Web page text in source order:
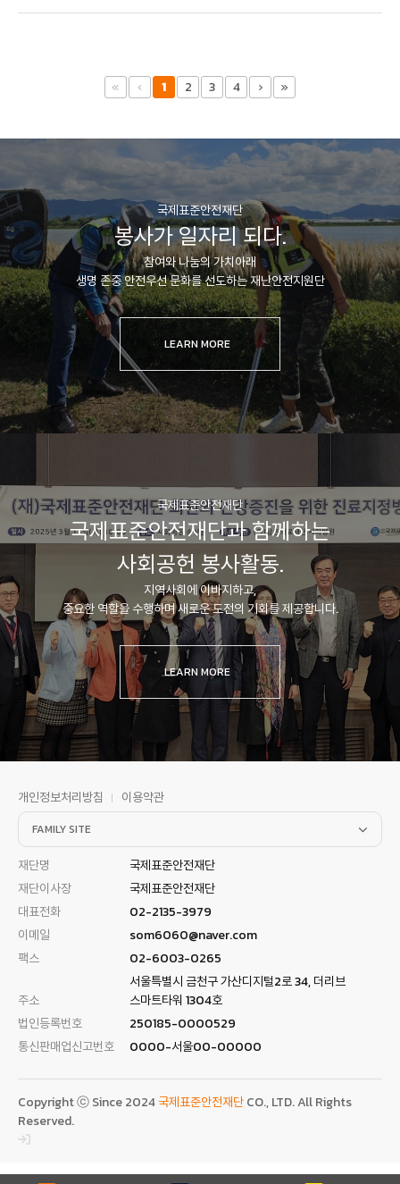
1 2 3 4
국제표준안전재단
봉사가 일자리 되다.
참여와 나눔의 가치아래
생명 존중 안전우선 문화를 선도하는 재난안전지원단
LEARN MORE
국제표준안전재단
국제표준안전재단과 함께하는
사회공헌 봉사활동.
지역사회에 이바지하고,
중요한 역할을 수행하며 새로운 도전의 기회를 제공합니다.
LEARN MORE
개인정보처리방침 이용약관
FAMILY SITE
재단명
국제표준안전재단
재단이사장
국제표준안전재단
대표전화
02-2135-3979
이메일
som6060@naver.com
팩스
02-6003-0265
주소
서울특별시 금천구 가산디지털2로 34, 더리브
스마트타워 1304호
법인등록번호
250185-0000529
통신판매업신고번호
0000-서울00-00000
Copyright ⓒ Since 2024국제표준안전재단CO., LTD. All Rights
Reserved.